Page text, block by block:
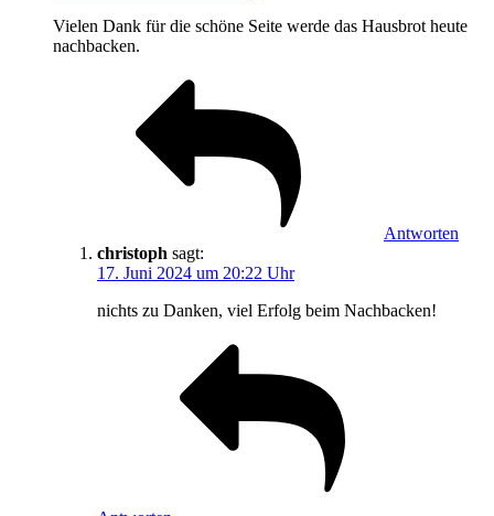
Vielen Dank für die schöne Seite werde das Hausbrot heute
nachbacken.
Antworten
christoph sagt:
17. Juni 2024 um 20:22 Uhr
nichts zu Danken, viel Erfolg beim Nachbacken!